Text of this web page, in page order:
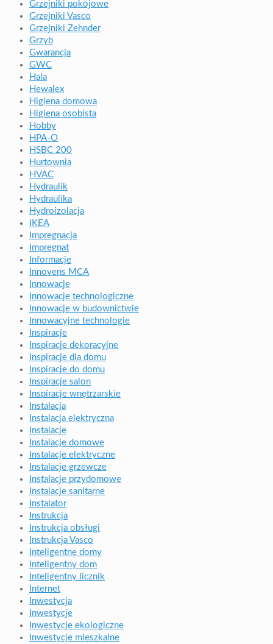
Grzejniki pokojowe
Grzejniki Vasco
Grzejniki Zehnder
Grzyb
Gwarancja
GWC
Hala
Hewalex
Higiena domowa
Higiena osobista
Hobby
HPA-O
HSBC 200
Hurtownia
HVAC
Hydraulik
Hydraulika
Hydroizolacja
IKEA
Impregnacja
Impregnat
Informacje
Innovens MCA
Innowacje
Innowacje technologiczne
Innowacje w budownictwie
Innowacyjne technologie
Inspiracje
Inspiracje dekoracyjne
Inspiracje dla domu
Inspiracje do domu
Inspiracje salon
Inspiracje wnętrzarskie
Instalacja
Instalacja elektryczna
Instalacje
Instalacje domowe
Instalacje elektryczne
Instalacje grzewcze
Instalacje przydomowe
Instalacje sanitarne
Instalator
Instrukcja
Instrukcja obsługi
Instrukcja Vasco
Inteligentne domy
Inteligentny dom
Inteligentny licznik
Internet
Inwestycja
Inwestycje
Inwestycje ekologiczne
Inwestycje mieszkalne